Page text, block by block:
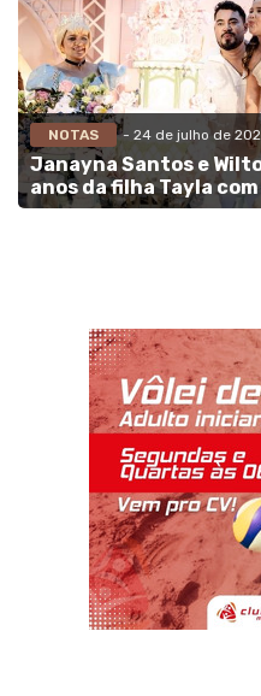
NOTAS - 24 de julho de
Janayna Santos e
anos da filha Tayla